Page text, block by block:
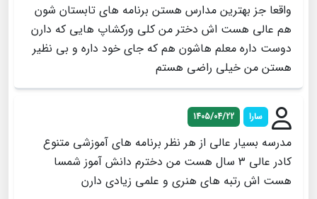
واقعا جز بهترین مدارس هستن برنامه های تابستان شون
هم عالی هست اش دختر من کلی ورکشاپ هایی که دارن
دوست داره معلم هاشون هم که جای خود داره و بی نظیر
هستن من خیلی راضی هستم
سارا 1405/04/22
مدرسه بسیار عالی از هر نظر برنامه های آموزشی متنوع
کادر عالی ۳ سال هست من دخترم دانش آموز شمسا
هست اش رتبه های هنری و علمی زیادی دارن